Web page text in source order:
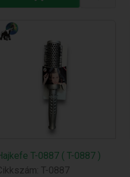
T-0887 ( T-0887 )
T-0887